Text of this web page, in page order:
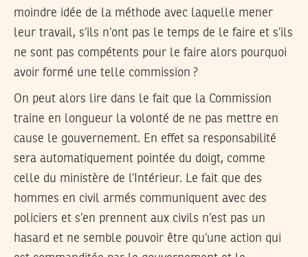
moindre idée de la méthode avec laquelle mener
leur travail, s’ils n’ont pas le temps de le faire et s’ils
ne sont pas compétents pour le faire alors pourquoi
avoir formé une telle commission ?
On peut alors lire dans le fait que la Commission
traine en longueur la volonté de ne pas mettre en
cause le gouvernement. En effet sa responsabilité
sera automatiquement pointée du doigt, comme
celle du ministère de l’Intérieur. Le fait que des
hommes en civil armés communiquent avec des
policiers et s’en prennent aux civils n’est pas un
hasard et ne semble pouvoir être qu’une action qui